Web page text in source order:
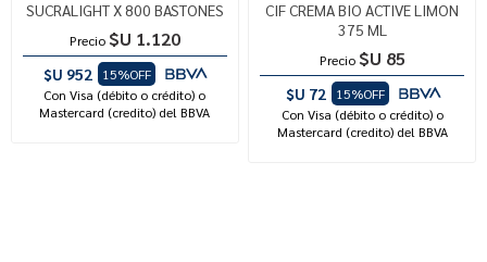
SUCRALIGHT X 800 BASTONES
Precio $U 1.120
$U 952
15%OFF
Con Visa (débito o crédito) o
Mastercard (credito) del BBVA
CIF CREMA BIO ACTIVE LIMON
375 ML
Precio $U 85
$U 72
15%OFF
Con Visa (débito o crédito) o
Mastercard (credito) del BBVA